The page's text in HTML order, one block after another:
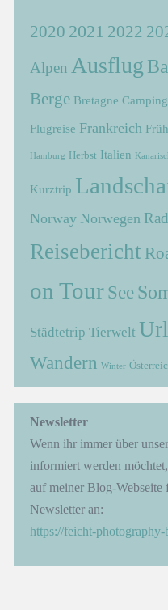
2020 2021 2022
Alpen Ausflug
Berge Bretagne Camping
Flugreise Frankreich
Hamburg Herbst Italien
Kurztrip
Norway Norwegen
Reisebericht
on Tour See
Städtetrip Tierwelt
Wandern Winter
Newsletter
Wenn ihr immer über
informiert werden
auf meiner Blog-Webseite
Newsletter an:
https://feicht-